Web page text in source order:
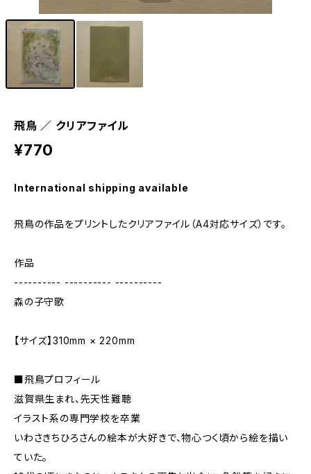
飛鳥 ／ クリアファイル
¥770
International shipping available
飛鳥の作品をプリントしたクリアファイル（A4対応サイズ）です。
作品
---------- ---------- ----------
森の子守歌
【サイズ】310mm × 220mm
■飛鳥プロフィール
滋賀県生まれ、先天性難聴
イラスト系の専門学校を卒業
いわさきちひろさんの絵本が大好きで、物心つく頃から絵を描い
ていた。